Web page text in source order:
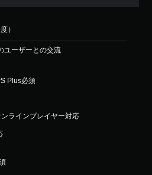
）
ユーザーとの交流
Plus必須
ラインプレイヤー対応